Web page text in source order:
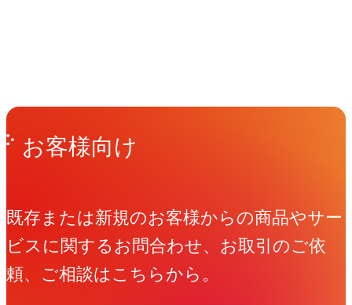
Get in Touchお問い合わせ
お客様向け
既存または新規のお客様からの商品やサー
ビスに関するお問合わせ、お取引のご依
頼、ご相談はこちらから。